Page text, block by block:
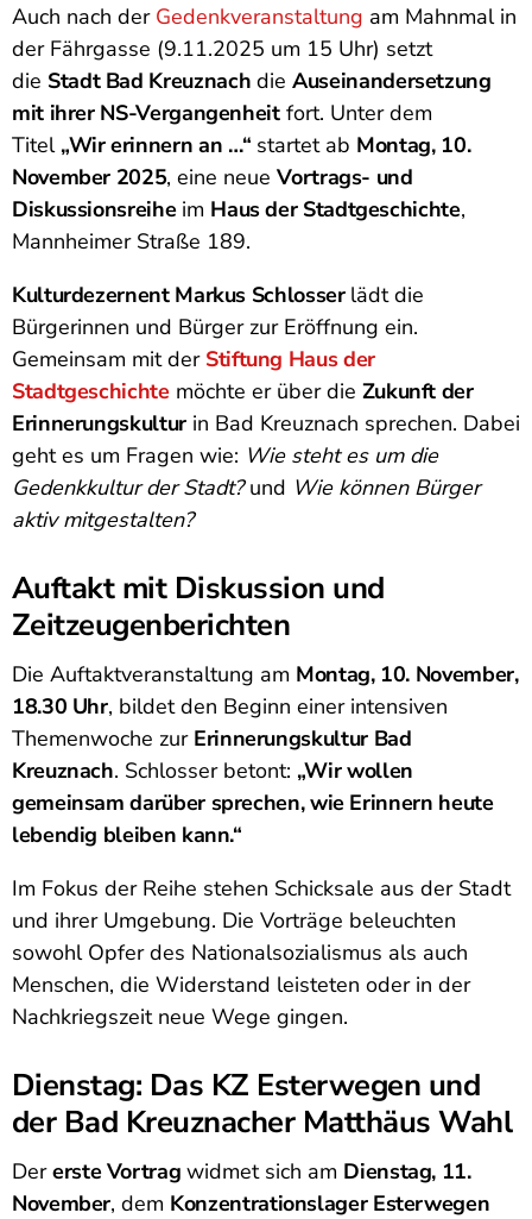
Auch nach der Gedenkveranstaltung am Mahnmal in
der Fährgasse (9.11.2025 um 15 Uhr) setzt
die Stadt Bad Kreuznach dieAuseinandersetzung
mit ihrer NS-Vergangenheitfort. Unter dem
Titel „Wir erinnern an …“ startet ab Montag, 10.
November 2025, eine neueVortrags- und
Diskussionsreiheim Haus der Stadtgeschichte,
Mannheimer Straße 189.
Kulturdezernent Markus Schlosserlädt die
Bürgerinnen und Bürger zur Eröffnung ein.
Gemeinsam mit der Stiftung Haus der
Stadtgeschichtemöchte er über die Zukunft der
Erinnerungskulturin Bad Kreuznach sprechen. Dabei
geht es um Fragen wie: Wie steht es um die
Gedenkkultur der Stadt?und Wie können Bürger
aktiv mitgestalten?
Auftakt mit Diskussion und
Zeitzeugenberichten
Die Auftaktveranstaltung am Montag, 10. November,
18.30 Uhr, bildet den Beginn einer intensiven
Themenwoche zur Erinnerungskultur Bad
Kreuznach. Schlosser betont: „Wir wollen
gemeinsam darüber sprechen, wie Erinnern heute
lebendig bleiben kann.“
Im Fokus der Reihe stehen Schicksale aus der Stadt
und ihrer Umgebung. Die Vorträge beleuchten
sowohl Opfer des Nationalsozialismus als auch
Menschen, die Widerstand leisteten oder in der
Nachkriegszeit neue Wege gingen.
Dienstag: Das KZ Esterwegen und
der Bad Kreuznacher Matthäus Wahl
Dererste Vortrag widmet sich am Dienstag, 11.
November, dem Konzentrationslager Esterwegen